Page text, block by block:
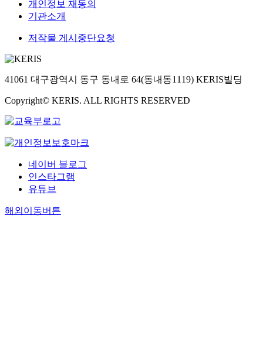
개인정보 재동의
기관소개
저작물 게시중단요청
41061 대구광역시 동구 동내로 64(동내동1119) KERIS빌딩
Copyright© KERIS. ALL RIGHTS RESERVED
네이버 블로그
인스타그램
유튜브
해외이동버튼